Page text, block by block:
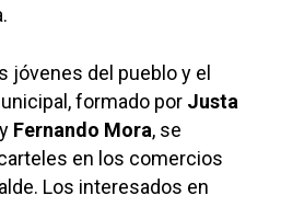
jóvenes del pueblo y el
formado por Justa
y Fernando Mora, se
en los comercios
Los interesados en